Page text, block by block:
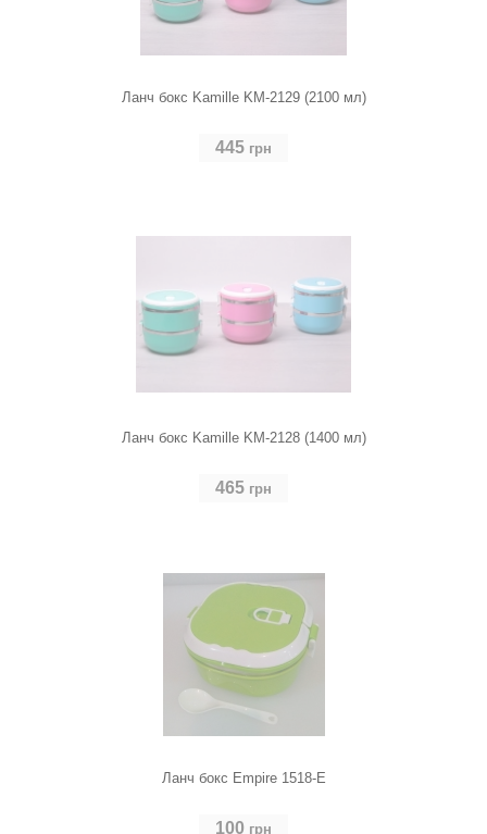
Ланч бокс Kamille KM-2129 (2100 мл)
445 грн
Ланч бокс Kamille KM-2128 (1400 мл)
465 грн
Ланч бокс Empire 1518-E
100 грн